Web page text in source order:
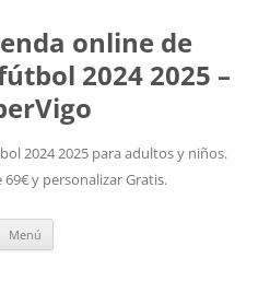
online de
2024 2025 –
2024 2025 para adultos y niños.
y personalizar Gratis.
Menú